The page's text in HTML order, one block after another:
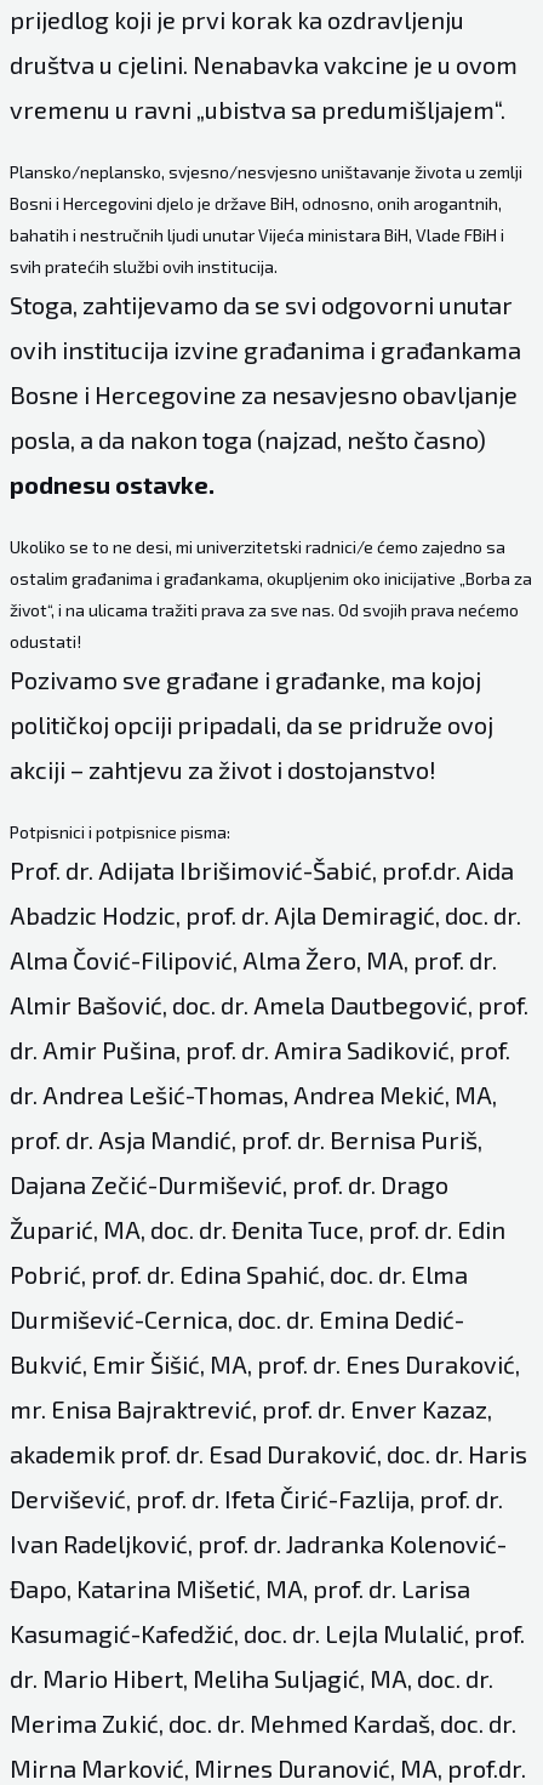
prijedlog koji je prvi korak ka ozdravljenju
društva u cjelini. Nenabavka vakcine je u ovom
vremenu u ravni „ubistva sa predumišljajem“.
Plansko/neplansko, svjesno/nesvjesno uništavanje života u zemlji
Bosni i Hercegovini djelo je države BiH, odnosno, onih arogantnih,
bahatih i nestručnih ljudi unutar Vijeća ministara BiH, Vlade FBiH i
svih pratećih službi ovih institucija.
Stoga, zahtijevamo da se svi odgovorni unutar
ovih institucija izvine građanima i građankama
Bosne i Hercegovine za nesavjesno obavljanje
posla, a da nakon toga (najzad, nešto časno)
podnesu ostavke.
Ukoliko se to ne desi, mi univerzitetski radnici/e ćemo zajedno sa
ostalim građanima i građankama, okupljenim oko inicijative „Borba za
život“, i na ulicama tražiti prava za sve nas. Od svojih prava nećemo
odustati!
Pozivamo sve građane i građanke, ma kojoj
političkoj opciji pripadali, da se pridruže ovoj
akciji – zahtjevu za život i dostojanstvo!
Potpisnici i potpisnice pisma:
Prof. dr. Adijata Ibrišimović-Šabić, prof.dr. Aida
Abadzic Hodzic, prof. dr. Ajla Demiragić, doc. dr.
Alma Čović-Filipović, Alma Žero, MA, prof. dr.
Almir Bašović, doc. dr. Amela Dautbegović, prof.
dr. Amir Pušina, prof. dr. Amira Sadiković, prof.
dr. Andrea Lešić-Thomas, Andrea Mekić, MA,
prof. dr. Asja Mandić, prof. dr. Bernisa Puriš,
Dajana Zečić-Durmišević, prof. dr. Drago
Župarić, MA, doc. dr. Đenita Tuce, prof. dr. Edin
Pobrić, prof. dr. Edina Spahić, doc. dr. Elma
Durmišević-Cernica, doc. dr. Emina Dedić-
Bukvić, Emir Šišić, MA, prof. dr. Enes Duraković,
mr. Enisa Bajraktrević, prof. dr. Enver Kazaz,
akademik prof. dr. Esad Duraković, doc. dr. Haris
Dervišević, prof. dr. Ifeta Čirić-Fazlija, prof. dr.
Ivan Radeljković, prof. dr. Jadranka Kolenović-
Đapo, Katarina Mišetić, MA, prof. dr. Larisa
Kasumagić-Kafedžić, doc. dr. Lejla Mulalić, prof.
dr. Mario Hibert, Meliha Suljagić, MA, doc. dr.
Merima Zukić, doc. dr. Mehmed Kardaš, doc. dr.
Mirna Marković, Mirnes Duranović, MA, prof.dr.